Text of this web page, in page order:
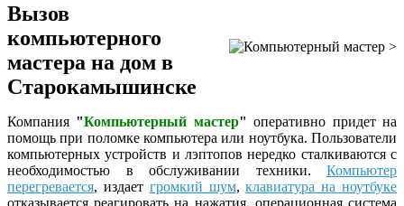
>
Вызов
компьютерного
мастера на дом в
Старокамышинске
Компания "Компьютерный мастер" оперативно придет на
помощь при поломке компьютера или ноутбука. Пользователи
компьютерных устройств и лэптопов нередко сталкиваются с
необходимостью в обслуживании техники. Компьютер
перегревается, издает громкий шум,клавиатура на ноутбуке
отказывается реагировать на нажатия, операционная система